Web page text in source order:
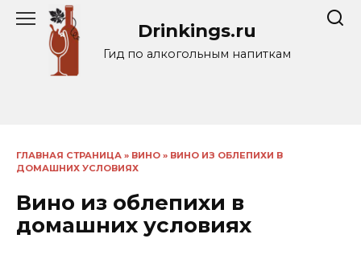
Перейти
содержанию
Drinkings.ru
Гид по алкогольным напиткам
ГЛАВНАЯ СТРАНИЦА » ВИНО » ВИНО ИЗ ОБЛЕПИХИ В
ДОМАШНИХ УСЛОВИЯХ
Вино из облепихи в
домашних условиях